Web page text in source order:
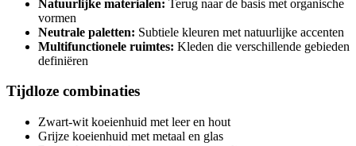
Natuurlijke materialen: Terug naar de basis met organische
vormen
Neutrale paletten: Subtiele kleuren met natuurlijke accenten
Multifunctionele ruimtes: Kleden die verschillende gebieden
definiëren
Tijdloze combinaties
Zwart-wit koeienhuid met leer en hout
Grijze koeienhuid met metaal en glas